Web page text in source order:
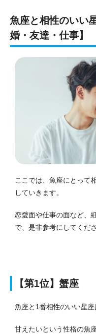
魚座と相性のいい
婚・友達・仕事】
ここでは、魚座にとって
していきます。
恋愛面や仕事の面など、
で、是非参考にしてくださ
【第1位】蟹座
魚座と1番相性のいい星座
甘えたいという性格の魚